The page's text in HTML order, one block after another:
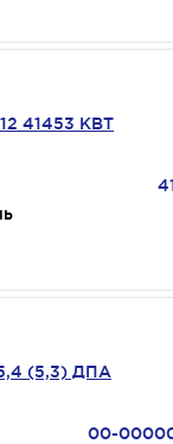
41453 КВТ
(5,3) ДПА
00-